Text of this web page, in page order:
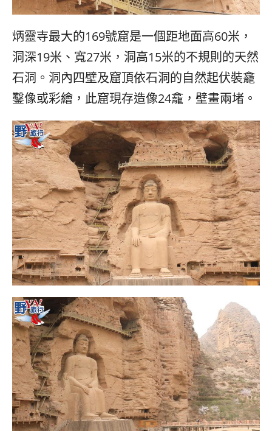
炳靈寺最大的169號窟是一個距地面高60米，
洞深19米、寬27米，洞高15米的不規則的天然
石洞。洞內四壁及窟頂依石洞的自然起伏裝龕
鑿像或彩繪，此窟現存造像24龕，壁畫兩堵。